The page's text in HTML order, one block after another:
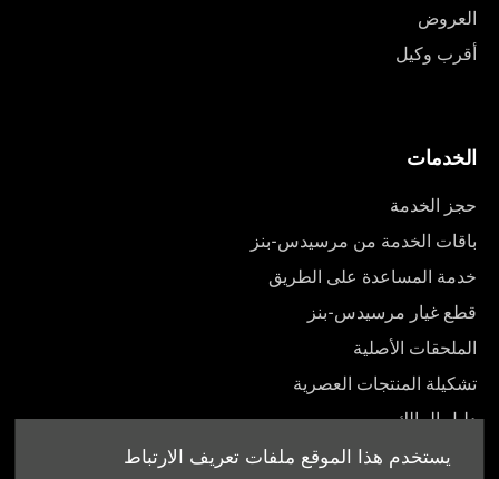
يستخدم هذا الموقع ملفات تعريف الارتباط
العروض
أقرب وكيل
الخدمات
حجز الخدمة
باقات الخدمة من مرسيدس-بنز
خدمة المساعدة على الطريق
قطع غيار مرسيدس-بنز
الملحقات الأصلية
تشكيلة المنتجات العصرية
دليل المالك